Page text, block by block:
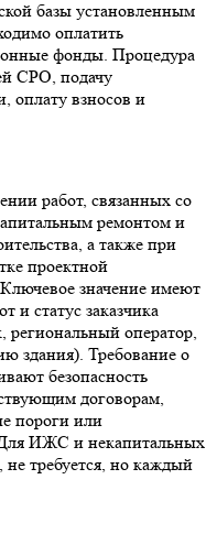
базы установленным
оплатить
фонды. Процедура
СРО, подачу
оплату взносов и
работ, связанных со
ремонтом и
а также при
проектной
значение имеют
и статус заказчика
региональный оператор,
здания). Требование о
безопасность
договорам,
пороги или
Для ИЖС и некапитальных
требуется, но каждый